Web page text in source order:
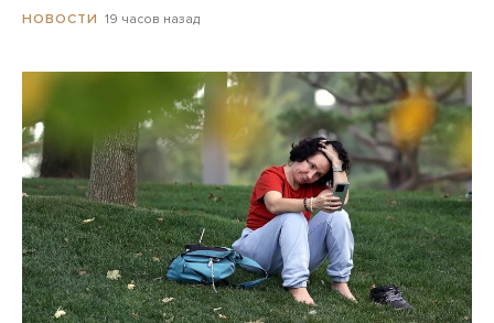
НОВОСТИ 19 часов назад